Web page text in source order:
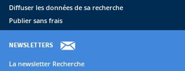
Diffuser les données de sa recherche
Publier sans frais
NEWSLETTERS
La newsletter Recherche